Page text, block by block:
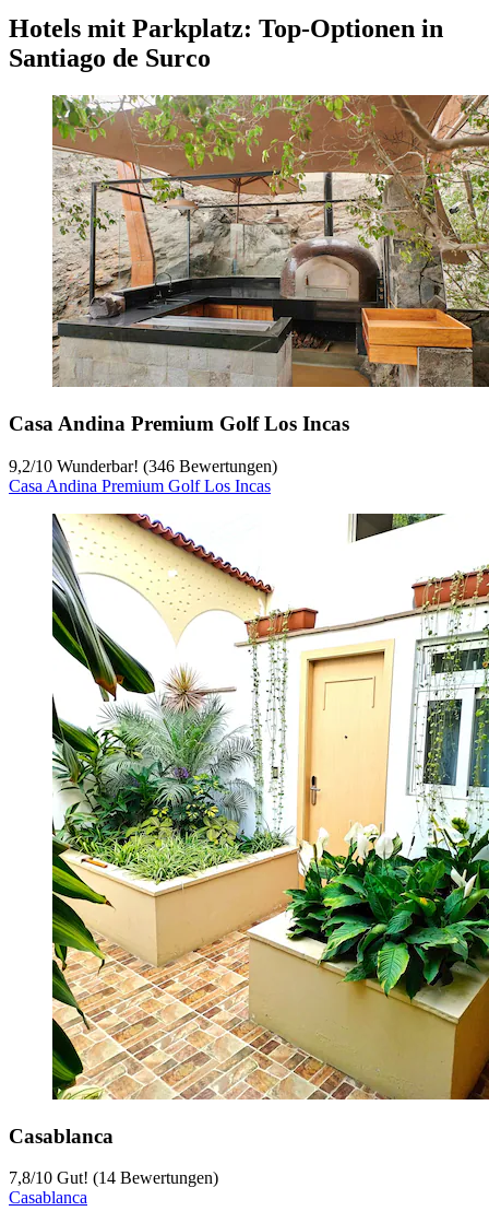
Hotels mit Parkplatz: Top-Optionen in
Santiago de Surco
Casa Andina Premium Golf Los Incas
9,2/10 Wunderbar! (346 Bewertungen)
Casa Andina Premium Golf Los Incas
Casablanca
7,8/10 Gut! (14 Bewertungen)
Casablanca